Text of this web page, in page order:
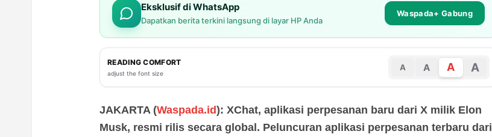
Eksklusif di WhatsApp
Dapatkan berita terkini langsung di layar HP Anda
Waspada+ Gabung
READING COMFORT
adjust the font size
A A A A
JAKARTA (Waspada.id): XChat, aplikasi perpesanan baru dari X milik Elon
Musk, resmi rilis secara global. Peluncuran aplikasi perpesanan terbaru dari